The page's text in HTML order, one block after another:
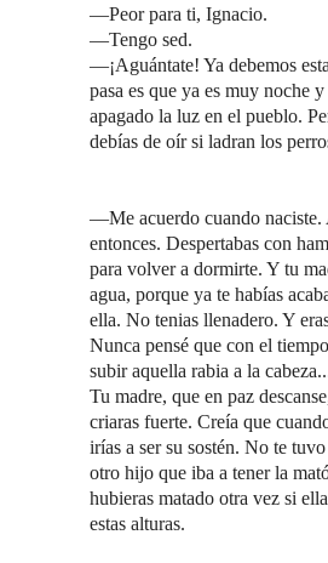
—Peor para ti, Ignacio.
—Tengo sed.
—¡Aguántate! Ya debemos
pasa es que ya es muy noche
apagado la luz en el pueblo.
debías de oír si ladran los
—Me acuerdo cuando naciste.
entonces. Despertabas con
para volver a dormirte. Y tu
agua, porque ya te habías
ella. No tenias llenadero. Y
Nunca pensé que con el
subir aquella rabia a la
Tu madre, que en paz
criaras fuerte. Creía que
irías a ser su sostén. No te
otro hijo que iba a tener la
hubieras matado otra vez si
estas alturas.